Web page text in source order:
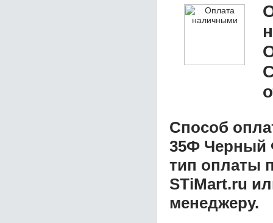
Способ
35Ф Черный
тип оплаты
STiMart.ru
менеджеру.